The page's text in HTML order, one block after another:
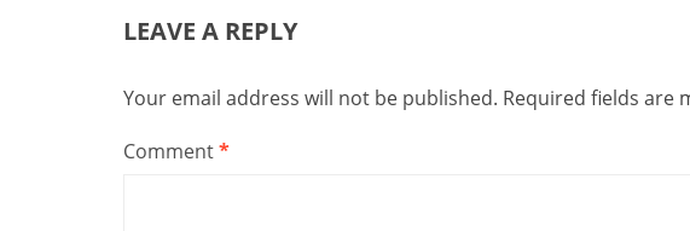
LEAVE A REPLY
Your email address will not be published. Required fields are
Comment*